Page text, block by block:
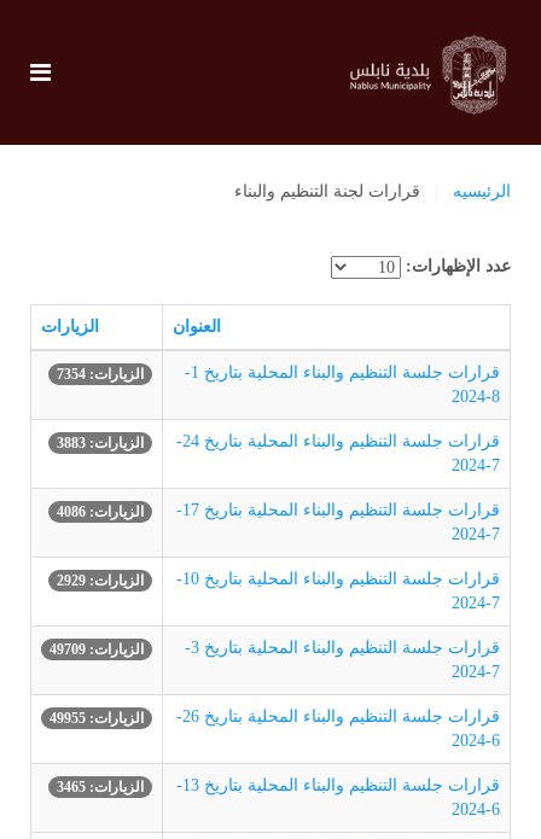
الرئيسيه قرارات لجنة التنظيم والبناء
عدد الإظهارات:
العنوان الزيارات
قرارات جلسة التنظيم والبناء المحلية بتاريخ 1-
8-2024
الزيارات: 7354
قرارات جلسة التنظيم والبناء المحلية بتاريخ 24-
7-2024
الزيارات: 3883
قرارات جلسة التنظيم والبناء المحلية بتاريخ 17-
7-2024
الزيارات: 4086
قرارات جلسة التنظيم والبناء المحلية بتاريخ 10-
7-2024
الزيارات: 2929
قرارات جلسة التنظيم والبناء المحلية بتاريخ 3-
7-2024
الزيارات: 49709
قرارات جلسة التنظيم والبناء المحلية بتاريخ 26-
6-2024
الزيارات: 49955
قرارات جلسة التنظيم والبناء المحلية بتاريخ 13-
6-2024
الزيارات: 3465